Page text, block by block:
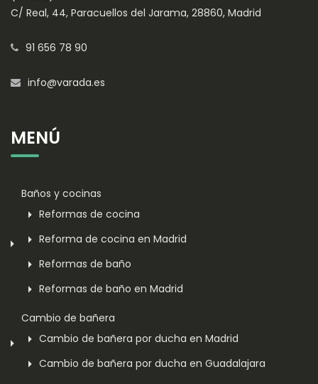
C/ Real, 44, Paracuellos del Jarama, 28860, Madrid
91 656 78 90
info@varada.es
MENÚ
Baños y cocinas
Reformas de cocina
Reforma de cocina en Madrid
Reformas de baño
Reformas de baño en Madrid
Cambio de bañera
Cambio de bañera por ducha en Madrid
Cambio de bañera por ducha en Guadalajara